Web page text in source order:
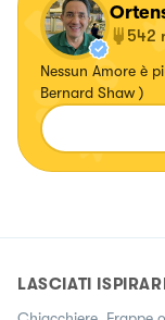
542
Nessun Amore è
Bernard Shaw )
LASCIATI